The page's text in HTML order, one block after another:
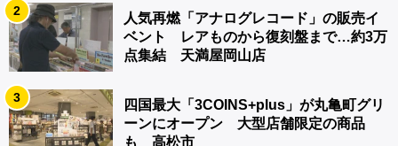
2
人気再燃「アナログレコード」の販売イ
ベント レアものから復刻盤まで…約3万
点集結 天満屋岡山店
3
四国最大「3COINS+plus」が丸亀町グリ
ーンにオープン 大型店舗限定の商品
も 高松市